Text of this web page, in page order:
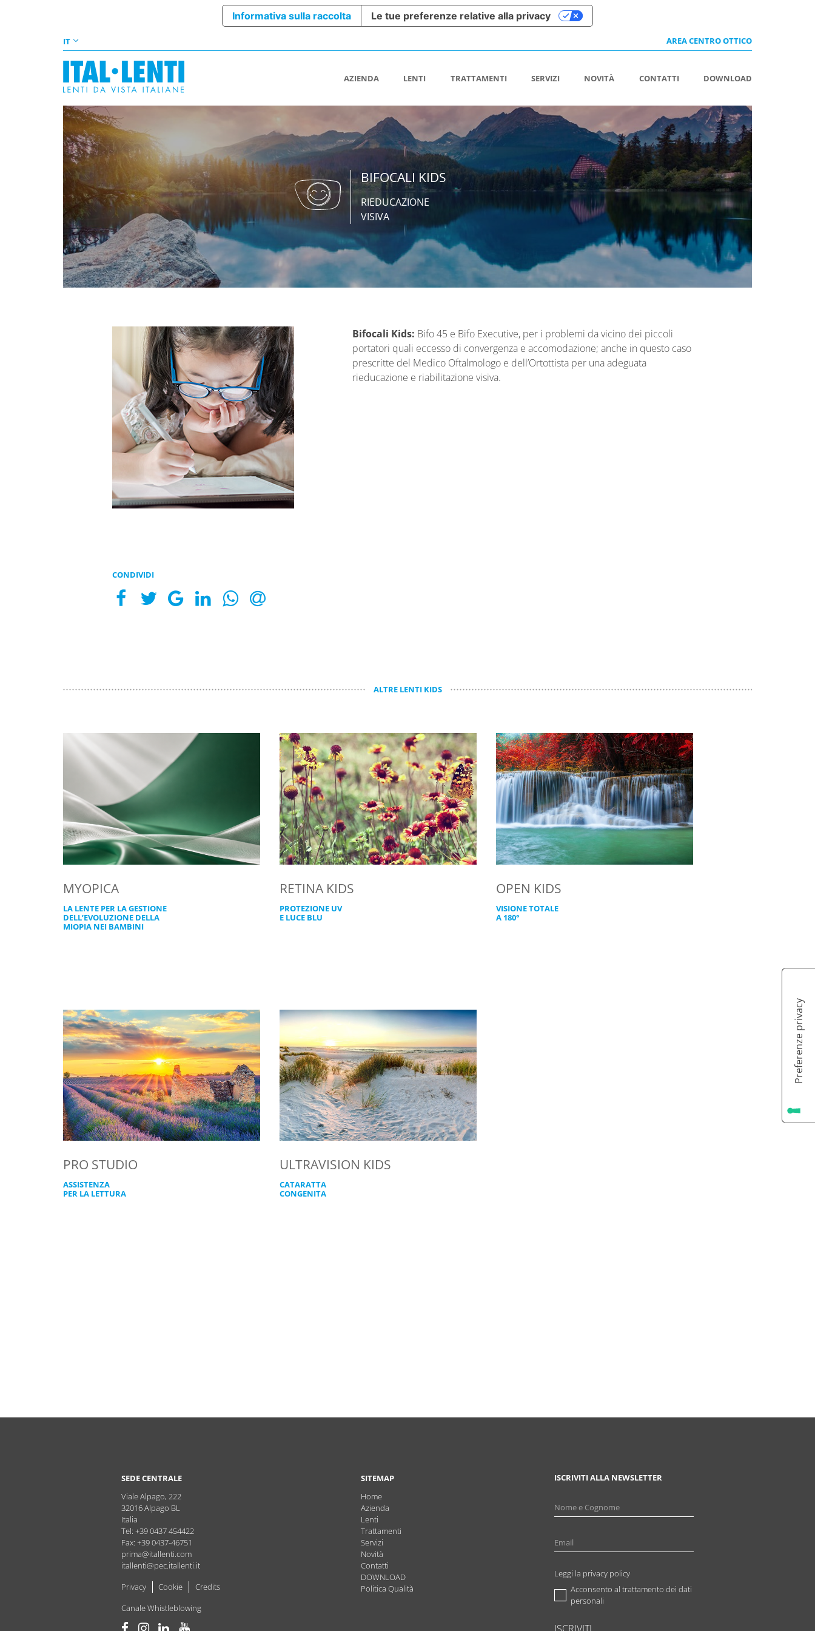
IT AREA CENTRO OTTICO
AZIENDA LENTI TRATTAMENTI SERVIZI NOVITÀ CONTATTI DOWNLOAD
BIFOCALI KIDS
RIEDUCAZIONE
VISIVA
CONDIVIDI
Bifocali Kids: Bifo 45 e Bifo Executive, per i problemi da vicino dei piccoli
portatori quali eccesso di convergenza e accomodazione; anche in questo caso
prescritte del Medico Oftalmologo e dell’Ortottista per una adeguata
rieducazione e riabilitazione visiva.
ALTRE LENTI KIDS
MYOPICA
LA LENTE PER LA GESTIONE
DELL’EVOLUZIONE DELLA
MIOPIA NEI BAMBINI
RETINA KIDS
PROTEZIONE UV
E LUCE BLU
OPEN KIDS
VISIONE TOTALE
A 180°
PRO STUDIO
ASSISTENZA
PER LA LETTURA
ULTRAVISION KIDS
CATARATTA
CONGENITA
ISCRIVITI ALLA NEWSLETTER
Leggi la privacy policy
Acconsento al trattamento dei dati
personali
SITEMAP
Home
Azienda
Lenti
Trattamenti
Servizi
Novità
Contatti
DOWNLOAD
Politica Qualità
SEDE CENTRALE
Viale Alpago, 222
32016Alpago BL
Italia
Tel: +39 0437 454422
Fax: +39 0437-46751
prima@itallenti.com
itallenti@pec.itallenti.it
Privacy
Cookie
Credits
Canale Whistleblowing
Informativa sulla raccolta Le tue preferenze relative alla privacy